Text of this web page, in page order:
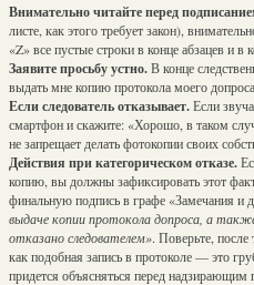
Внимательно читайте перед
листе, как этого требует закон),
«Z» все пустые строки в конце абзацев и
Заявите просьбу устно.В конце
выдать мне копию протокола моего
Если следователь отказывает.Если
смартфон и скажите: «Хорошо, в таком
не запрещает делать фотокопии своих
Действия при категорическом отказе.
копию, вы должны зафиксировать этот
финальную подпись в графе «Замечания и
выдаче копии протокола допроса, а
отказано следователем». Поверьте,
как подобная запись в протоколе — это
придется объясняться перед надзирающим